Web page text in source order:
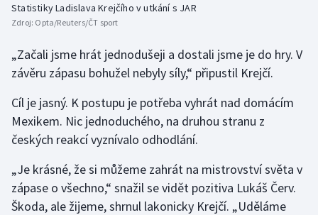
Statistiky Ladislava Krejčího v utkání s JAR
Zdroj: Opta/Reuters/ČT sport
„Začali jsme hrát jednodušeji a dostali jsme je do hry. V
závěru zápasu bohužel nebyly síly,“ připustil Krejčí.
Cíl je jasný. K postupu je potřeba vyhrát nad domácím
Mexikem. Nic jednoduchého, na druhou stranu z
českých reakcí vyznívalo odhodlání.
„Je krásné, že si můžeme zahrát na mistrovství světa v
zápase o všechno,“ snažil se vidět pozitiva Lukáš Červ.
Škoda, ale žijeme, shrnul lakonicky Krejčí. „Uděláme